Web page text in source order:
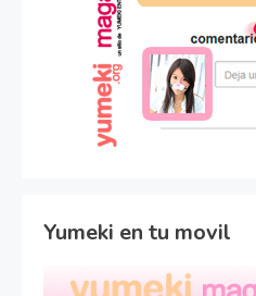
Yumeki en tu movil